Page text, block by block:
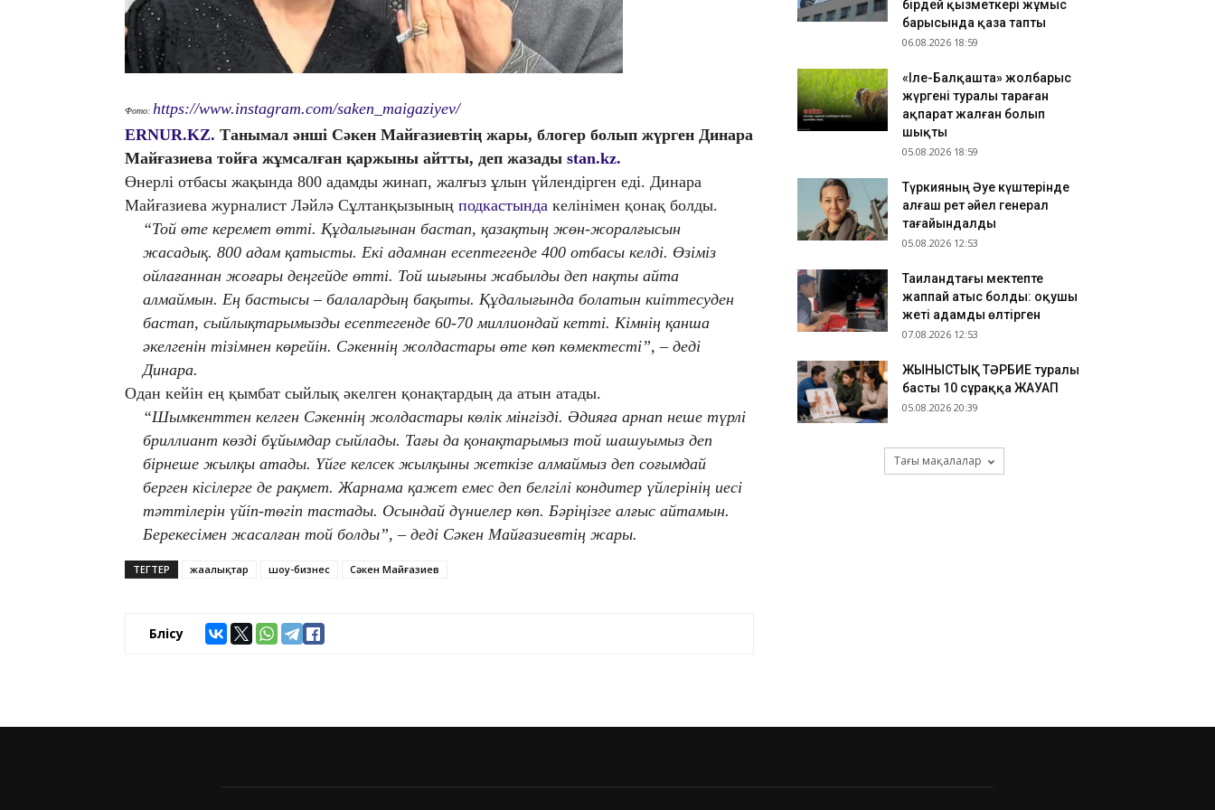
Фото: https://www.instagram.com/saken_maigaziyev/
ERNUR.KZ. Танымал әнші Сәкен Майғазиевтің жары, блогер болып жүрген Динара
Майғазиева тойға жұмсалған қаржыны айтты, деп жазады stan.kz.
Өнерлі отбасы жақында 800 адамды жинап, жалғыз ұлын үйлендірген еді. Динара
Майғазиева журналист Ләйлә Сұлтанқызының подкастында келінімен қонақ болды.
“Той өте керемет өтті. Құдалығынан бастап, қазақтың жөн-жоралғысын
жасадық. 800 адам қатысты. Екі адамнан есептегенде 400 отбасы келді. Өзіміз
ойлағаннан жоғары деңгейде өтті. Той шығыны жабылды деп нақты айта
алмаймын. Ең бастысы – балалардың бақыты. Құдалығында болатын киіттесуден
бастап, сыйлықтарымызды есептегенде 60-70 миллиондай кетті. Кімнің қанша
әкелгенін тізімнен көрейін. Сәкеннің жолдастары өте көп көмектесті”, – деді
Динара.
Одан кейін ең қымбат сыйлық әкелген қонақтардың да атын атады.
“Шымкенттен келген Сәкеннің жолдастары көлік мінгізді. Әдияға арнап неше түрлі
бриллиант көзді бұйымдар сыйлады. Тағы да қонақтарымыз той шашуымыз деп
бірнеше жылқы атады. Үйге келсек жылқыны жеткізе алмаймыз деп соғымдай
берген кісілерге де рақмет. Жарнама қажет емес деп белгілі кондитер үйлерінің иесі
тәттілерін үйіп-төгіп тастады. Осындай дүниелер көп. Бәріңізге алғыс айтамын.
Берекесімен жасалған той болды”, – деді Сәкен Майғазиевтің жары.
ТЕГТЕР жаңалықтар шоу-бизнес Сәкен Майғазиев
Бөлісу
07.08.2026 15:57
Қазақстанда мектеп формасына қойылатын
07.08.2026 15:48
ШЫМКЕНТ: мүмкіндігі шектеулі азаматтардың
дауыс беруіне қолайлы жағдай жасалуда
бірдей қызметкері жұмыс
барысында қаза тапты
06.08.2026 18:59
«Іле-Балқашта» жолбарыс
жүргені туралы тараған
ақпарат жалған болып
шықты
05.08.2026 18:59
Түркияның Әуе күштерінде
алғаш рет әйел генерал
тағайындалды
05.08.2026 12:53
Таиландтағы мектепте
жаппай атыс болды: оқушы
жеті адамды өлтірген
07.08.2026 12:53
ЖЫНЫСТЫҚ ТӘРБИЕ туралы
басты 10 сұраққа ЖАУАП
05.08.2026 20:39
Тағы мақалалар